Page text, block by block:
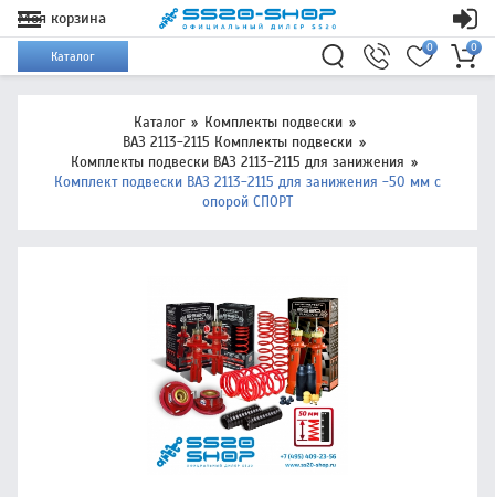
Моя корзина
Каталог
0
0
Каталог
Комплекты подвески
ВАЗ 2113-2115 Комплекты подвески
Комплекты подвески ВАЗ 2113-2115 для занижения
Комплект подвески ВАЗ 2113-2115 для занижения -50 мм с
опорой СПОРТ